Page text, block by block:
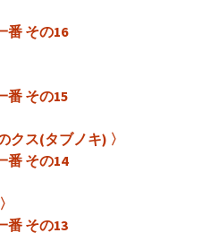
その16
その15
ス(タブノキ) 〉
その14
その13